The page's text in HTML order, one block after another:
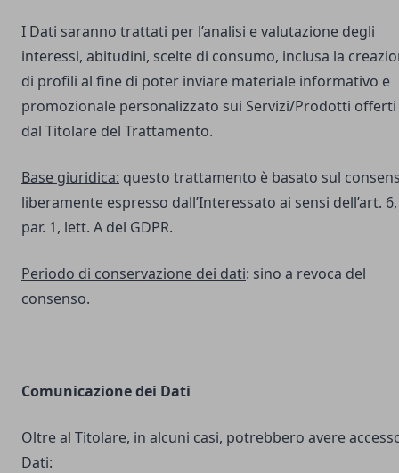
I Dati saranno trattati per l’analisi e valutazione degli
interessi, abitudini, scelte di consumo, inclusa la
di profili al fine di poter inviare materiale informativo e
promozionale personalizzato sui Servizi/Prodotti offerti
dal Titolare del Trattamento.
Base giuridica: questo trattamento è basato sul
liberamente espresso dall’Interessato ai sensi dell’art. 6,
par. 1, lett. A del GDPR.
Periodo di conservazione dei dati: sino a revoca del
consenso.
Comunicazione dei Dati
Oltre al Titolare, in alcuni casi, potrebbero avere
Dati: